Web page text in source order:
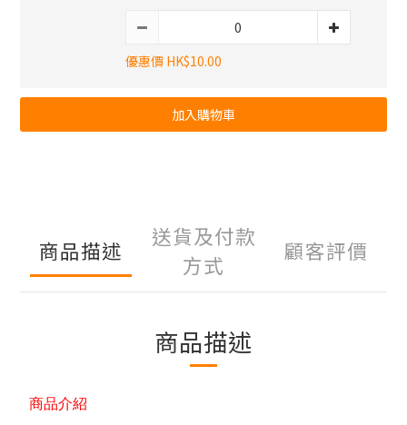
優惠價 HK$10.00
加入購物車
商品描述
送貨及付款
方式
顧客評價
商品描述
商品介紹